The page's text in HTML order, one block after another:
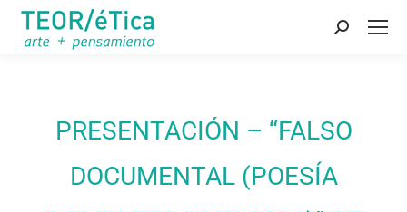
Buscar:
PRESENTACIÓN – “FALSO
DOCUMENTAL (POESÍA